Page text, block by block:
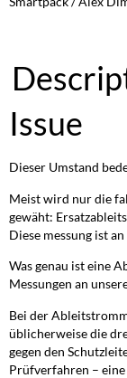
Issue
Dieser Umstand
Meist wird nur die
gewäht:
Diese messung ist
Was genau ist eine
Messungen an
Bei der
üblicherweise die
gegen den
Prüfverfahren –